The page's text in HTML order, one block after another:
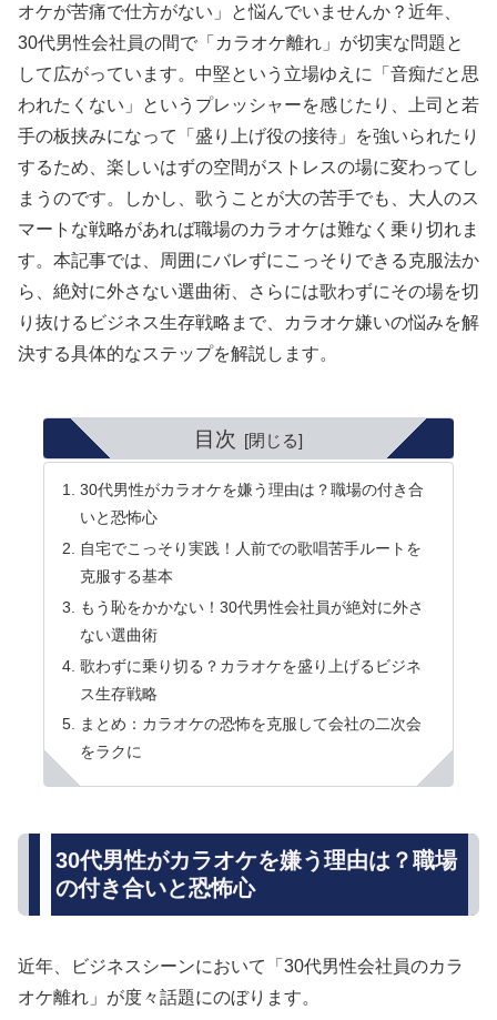
オケが苦痛で仕方がない」と悩んでいませんか？近年、
30代男性会社員の間で「カラオケ離れ」が切実な問題と
して広がっています。中堅という立場ゆえに「音痴だと思
われたくない」というプレッシャーを感じたり、上司と若
手の板挟みになって「盛り上げ役の接待」を強いられたり
するため、楽しいはずの空間がストレスの場に変わってし
まうのです。しかし、歌うことが大の苦手でも、大人のス
マートな戦略があれば職場のカラオケは難なく乗り切れま
す。本記事では、周囲にバレずにこっそりできる克服法か
ら、絶対に外さない選曲術、さらには歌わずにその場を切
り抜けるビジネス生存戦略まで、カラオケ嫌いの悩みを解
決する具体的なステップを解説します。
目次
30代男性がカラオケを嫌う理由は？職場の付き合
いと恐怖心
自宅でこっそり実践！人前での歌唱苦手ルートを
克服する基本
もう恥をかかない！30代男性会社員が絶対に外さ
ない選曲術
歌わずに乗り切る？カラオケを盛り上げるビジネ
ス生存戦略
まとめ：カラオケの恐怖を克服して会社の二次会
をラクに
30代男性がカラオケを嫌う理由は？職場
の付き合いと恐怖心
近年、ビジネスシーンにおいて「30代男性会社員のカラ
オケ離れ」が度々話題にのぼります。